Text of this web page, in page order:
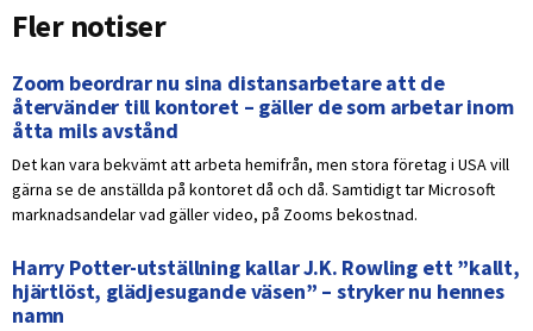
Fler notiser
Zoom beordrar nu sina distansarbetare att de
återvänder till kontoret – gäller de som arbetar inom
åtta mils avstånd
Det kan vara bekvämt att arbeta hemifrån, men stora företag i USA vill
gärna se de anställda på kontoret då och då. Samtidigt tar Microsoft
marknadsandelar vad gäller video, på Zooms bekostnad.
Harry Potter-utställning kallar J.K. Rowling ett ”kallt,
hjärtlöst, glädjesugande väsen” – stryker nu hennes
namn